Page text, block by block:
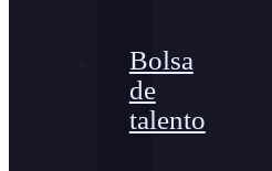
Bolsa
de
talento